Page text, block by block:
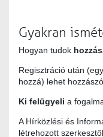
Gyakran
Hogyan tudok
Regisztráció után
hozzá) lehet
Ki felügyeli a
A Hírközlési és
létrehozott